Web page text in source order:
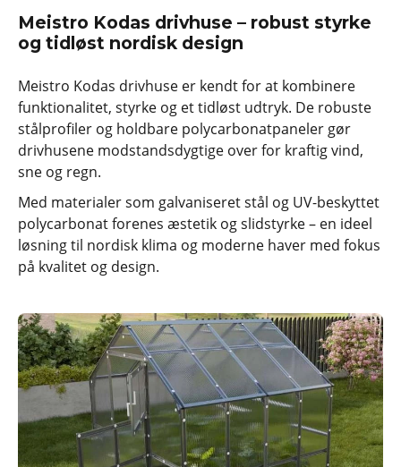
Meistro Kodas drivhuse – robust styrke
og tidløst nordisk design
Meistro Kodas drivhuse er kendt for at kombinere
funktionalitet, styrke og et tidløst udtryk. De robuste
stålprofiler og holdbare polycarbonatpaneler gør
drivhusene modstandsdygtige over for kraftig vind,
sne og regn.
Med materialer som galvaniseret stål og UV-beskyttet
polycarbonat forenes æstetik og slidstyrke – en ideel
løsning til nordisk klima og moderne haver med fokus
på kvalitet og design.